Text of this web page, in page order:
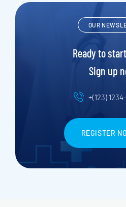
OUR
Ready to
Sign up
+(123)
REGISTER